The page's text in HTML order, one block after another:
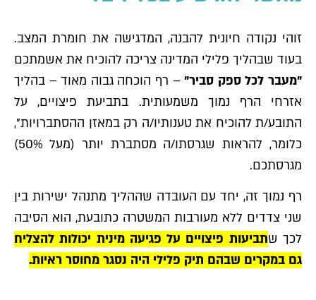
זוהי נקודה חיונית להבנה, המדגישה את חומרת המצב.
בעוד שבהליך פלילי המדינה צריכה להוכיח את אשמתכם
"מעבר לכל ספק סביר"– רף הוכחה גבוה מאוד – בהליך
אזרחי הרף נמוך משמעותית. בתביעת פיצויים, על
התובע/ת להוכיח את טענותיו/ה רק במאזן ההסתברויות",
כלומר, להראות שגרסתו/ה מסתברת יותר (מעל 50%)
מגרסתכם.
רף נמוך זה, יחד עם העובדה שההליך מתנהל ישירות בין
שני צדדים ללא מעורבות המשטרה כתובעת, הוא הסיבה
לכך שתביעות פיצויים על פגיעה מינית יכולות להצליח
גם במקרים שבהם תיק פלילי היה נסגר מחוסר ראיות.